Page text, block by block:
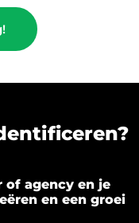
of agency en je
en een groei